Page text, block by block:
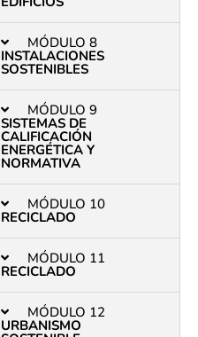
MÓDULO 8
INSTALACIONES
SOSTENIBLES
MÓDULO 9
SISTEMAS DE
CALIFICACIÓN
ENERGÉTICA Y
NORMATIVA
MÓDULO 10
RECICLADO
MÓDULO 11
RECICLADO
MÓDULO 12
URBANISMO